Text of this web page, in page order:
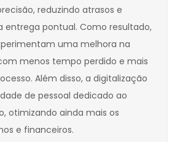
reduzindo atrasos e
entrega pontual. Como resultado,
uma melhora na
menos tempo perdido e mais
Além disso, a digitalização
de pessoal dedicado ao
otimizando ainda mais os
e financeiros.